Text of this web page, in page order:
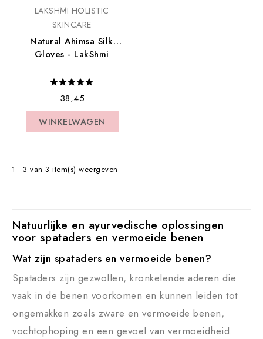
LAKSHMI HOLISTIC
SKINCARE
Natural Ahimsa Silk
Gloves - LakShmi
€ 38,45
WINKELWAGEN
WINKELWAGEN
1 - 3 van 3 item(s) weergeven
Natuurlijke en ayurvedische oplossingen
voor spataders en vermoeide benen
Wat zijn spataders en vermoeide benen?
Spataders zijn gezwollen, kronkelende aderen die
vaak in de benen voorkomen en kunnen leiden tot
ongemakken zoals zware en vermoeide benen,
vochtophoping en een gevoel van vermoeidheid.